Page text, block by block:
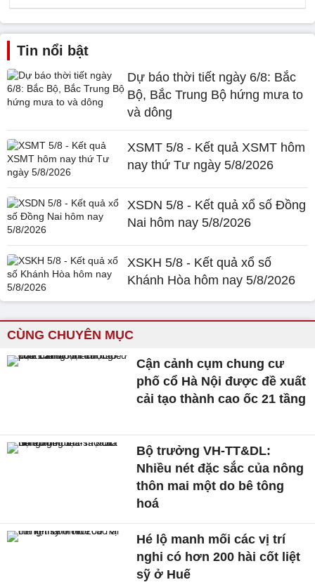
Tin nổi bật
Dự báo thời tiết ngày 6/8: Bắc
Bộ, Bắc Trung Bộ hứng mưa to
và dông
XSMT 5/8 - Kết quả XSMT hôm
nay thứ Tư ngày 5/8/2026
XSDN 5/8 - Kết quả xổ số Đồng
Nai hôm nay 5/8/2026
XSKH 5/8 - Kết quả xổ số
Khánh Hòa hôm nay 5/8/2026
CÙNG CHUYÊN MỤC
Cận cảnh cụm chung cư
phố cổ Hà Nội được đề xuất
cải tạo thành cao ốc 21 tầng
Bộ trưởng VH-TT&DL:
Nhiều nét đặc sắc của nông
thôn mai một do bê tông
hoá
Hé lộ manh mối các vị trí
nghi có hơn 200 hài cốt liệt
sỹ ở Huế